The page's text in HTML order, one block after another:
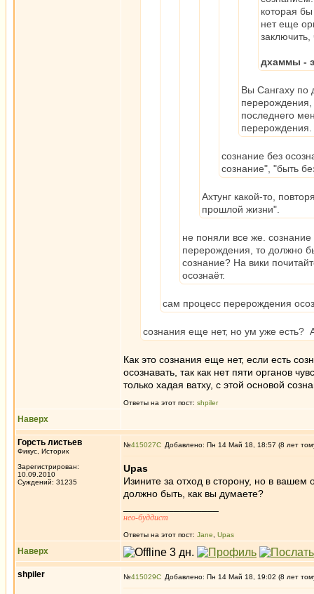
которая
нет еще
заключить,
дхаммы -
Вы Сангаху по
последнего
перерождения.
сознание без
сознание", "быть
Ахтунг какой-то,
прошлой жизни".
не поняли все же.
перерождения, то должно
сознание? На вики
осознаёт.
сам процесс перерождения
сознания еще нет, но ум уже есть?
Как это сознания еще нет, если есть
осознавать, так как нет пяти органов
только хадая ватху, с этой основой
Ответы на этот пост: shpiler
Наверх
Горсть листьев
Фикус, Историк
Зарегистрирован:
10.09.2010
Суждений: 31235
№415027 Добавлено: Пн 14 Май 18, 18:57 (8 лет
Upas
Изините за отход в сторону, но в
должно быть, как вы думаете?
нео-буддист
Ответы на этот пост: Jane Upas
Наверх
shpiler №415029 Добавлено: Пн 14 Май 18, 19:02 (8 лет